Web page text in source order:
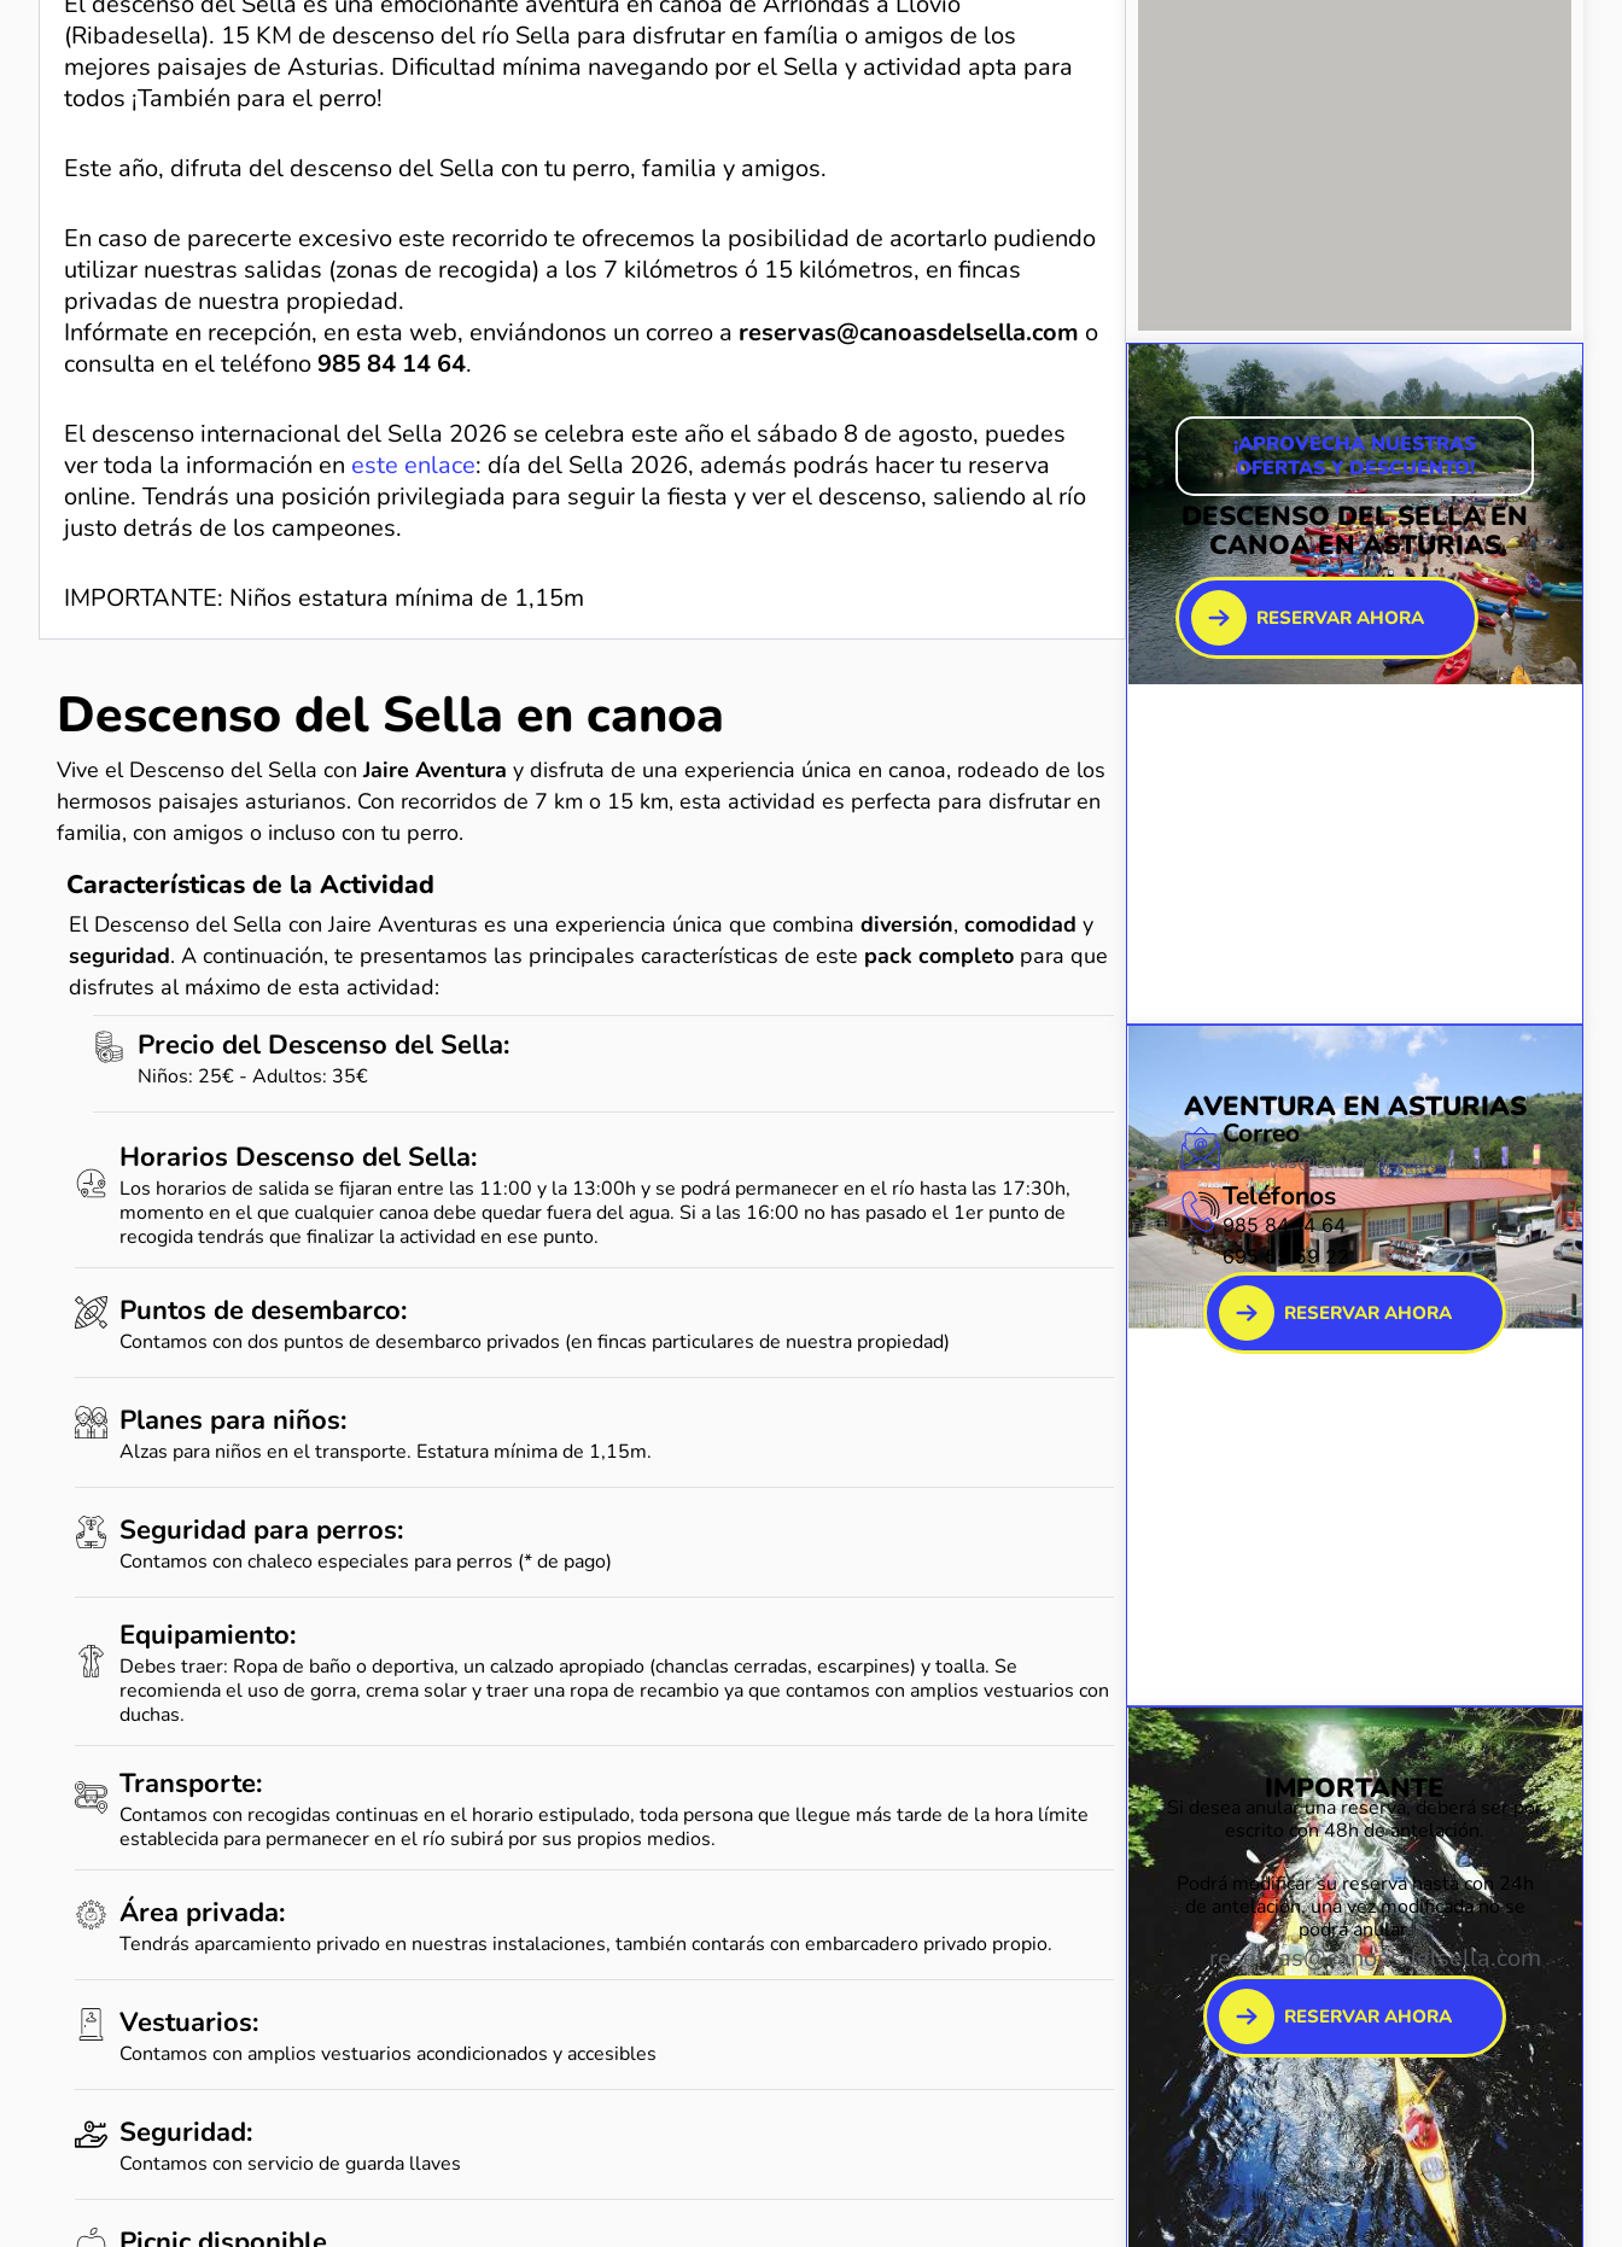
(Ribadesella). 15 KM de descenso del río Sella para disfrutar en família o amigos de los
mejores paisajes de Asturias. Dificultad mínima navegando por el Sella y actividad apta para
todos ¡También para el perro!
Este año, difruta del descenso del Sella con tu perro, familia y amigos.
En caso de parecerte excesivo este recorrido te ofrecemos la posibilidad de acortarlo pudiendo
utilizar nuestras salidas (zonas de recogida) a los 7 kilómetros ó 15 kilómetros, en fincas
privadas de nuestra propiedad.
Infórmate en recepción, en esta web, enviándonos un correo a reservas@canoasdelsella.com o
consulta en el teléfono985 84 14 64.
El descenso internacional del Sella 2026 se celebra este año el sábado 8 de agosto, puedes
ver toda la información en este enlace: día del Sella 2026, además podrás hacer tu reserva
online. Tendrás una posición privilegiada para seguir la fiesta y ver el descenso, saliendo al río
justo detrás de los campeones.
IMPORTANTE: Niños estatura mínima de 1,15m
Descenso del Sella en canoa
Vive el Descenso del Sella conJaire Aventura y disfruta de una experiencia única en canoa, rodeado de los
hermosos paisajes asturianos. Con recorridos de 7 km o 15 km, esta actividad es perfecta para disfrutar en
familia, con amigos o incluso con tu perro.
Características de la Actividad
El Descenso del Sella con Jaire Aventuras es una experiencia única que combina diversión, comodidad y
seguridad. A continuación, te presentamos las principales características de este pack completo para que
disfrutes al máximo de esta actividad:
Precio del Descenso del Sella:
Niños: 25€ - Adultos: 35€
Horarios Descenso del Sella:
Los horarios de salida se fijaran entre las 11:00 y la 13:00h y se podrá permanecer en el río hasta las 17:30h,
momento en el que cualquier canoa debe quedar fuera del agua. Si a las 16:00 no has pasado el 1er punto de
recogida tendrás que finalizar la actividad en ese punto.
Puntos de desembarco:
Contamos con dos puntos de desembarco privados (en fincas particulares de nuestra propiedad)
Planes para niños:
Alzas para niños en el transporte. Estatura mínima de 1,15m.
Seguridad para perros:
Contamos con chaleco especiales para perros (* de pago)
Equipamiento:
Debes traer: Ropa de baño o deportiva, un calzado apropiado (chanclas cerradas, escarpines) y toalla. Se
recomienda el uso de gorra, crema solar y traer una ropa de recambio ya que contamos con amplios vestuarios con
duchas.
Transporte:
Contamos con recogidas continuas en el horario estipulado, toda persona que llegue más tarde de la hora límite
establecida para permanecer en el río subirá por sus propios medios.
Área privada:
Tendrás aparcamiento privado en nuestras instalaciones, también contarás con embarcadero privado propio.
Vestuarios:
Contamos con amplios vestuarios acondicionados y accesibles
Seguridad:
Contamos con servicio de guarda llaves
¡APROVECHA NUESTRAS
OFERTAS Y DESCUENTO!
DESCENSO DEL SELLA EN
CANOA EN ASTURIAS
RESERVAR AHORA
AVENTURA EN ASTURIAS
Correo
reservas@canoasdelsella.com
Teléfonos
985 84 14 64
695 55 59 22
RESERVAR AHORA
IMPORTANTE
Si desea anular una reserva, deberá ser por
escrito con 48h de antelación.
Podrá modificar su reserva hasta con 24h
de antelación, una vez modificada no se
podrá anular.
reservas@canoasdelsella.com
RESERVAR AHORA